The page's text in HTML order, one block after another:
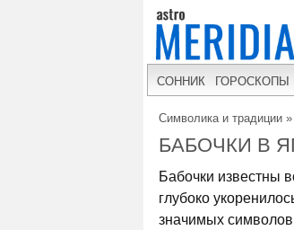
СОННИК ГОРОСКОПЫ
Символика и традиции »
БАБОЧКИ В
Бабочки известны
глубоко
значимых